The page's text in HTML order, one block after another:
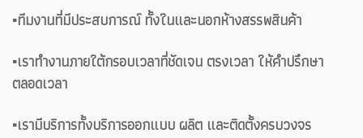
▪️ทีมงานที่มีประสบการณ์ ทั้งในและนอกห้างสรรพสินค้า
▪️เราทำงานภายใต้กรอบเวลาที่ชัดเจน ตรงเวลา ให้คำปรึกษา
ตลอดเวลา
▪️เรามีบริการทั้งบริการออกแบบ ผลิต และติดตั้งครบวงจร